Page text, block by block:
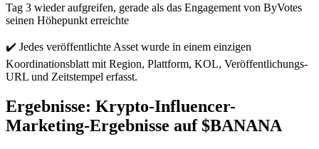
Tag 3 wieder aufgreifen, gerade als das Engagement von ByVotes
seinen Höhepunkt erreichte
✔️ Jedes veröffentlichte Asset wurde in einem einzigen
Koordinationsblatt mit Region, Plattform, KOL, Veröffentlichungs-
URL und Zeitstempel erfasst.
Ergebnisse: Krypto-Influencer-
Marketing-Ergebnisse auf $BANANA